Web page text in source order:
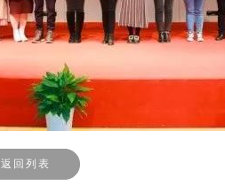
返回列表